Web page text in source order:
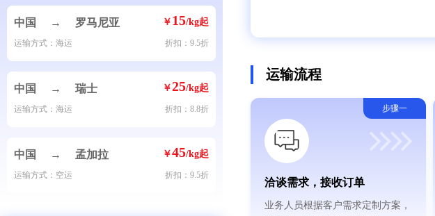
中国 → 罗马尼亚 ￥ 15/kg起
运输方式：海运 折扣：9.5折
中国 → 瑞士 ￥25/kg起
运输方式：海运 折扣：8.8折
中国 → 孟加拉 ￥45/kg起
运输方式：空运 折扣：9.5折
运输流程
洽谈需求，接收订单
业务人员根据客户需求定制方案，
步骤一